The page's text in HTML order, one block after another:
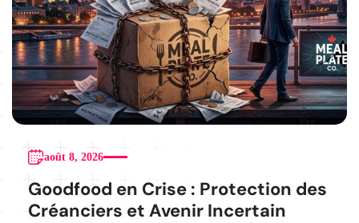
août 8, 2026
Goodfood en Crise : Protection des
Créanciers et Avenir Incertain